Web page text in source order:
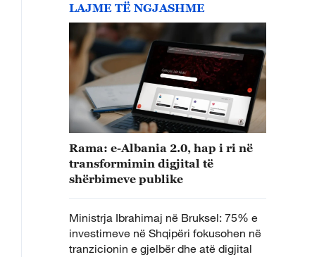
LAJME TË NGJASHME
Rama: e-Albania 2.0, hap i ri në
transformimin digjital të
shërbimeve publike
Ministrja Ibrahimaj në Bruksel: 75% e
investimeve në Shqipëri fokusohen në
tranzicionin e gjelbër dhe atë digjital